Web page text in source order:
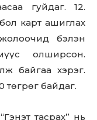
гуйдаг. 12.
карт ашиглах
бэлэн
олширсон.
байгаа хэрэг.
төгрөг байдаг.
тасрах” нь